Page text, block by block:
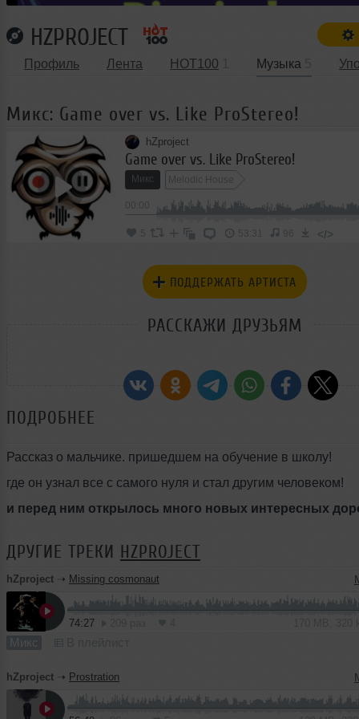
HZPROJECT
Профиль Лента HOT100 Музыка
Микс: Game over vs. Like ProStereo!
hZproject
Game over vs. Like ProStereo!
Микс Melodic House
5 53:31 96 </>
ПОДДЕРЖАТЬ АРТИСТА
РАССКАЖИ ДРУЗЬЯМ
ПОДРОБНЕЕ
Рассказ о мальчике. пришедшем на обучение в школу!
где он узнал все с самого нуля и стал другим человеком!
и перед ним открылось много новых интересных
ДРУГИЕ ТРЕКИ HZPROJECT
hZproject ➝ Missing cosmonaut
74:27
Микс
hZproject ➝ Prostration